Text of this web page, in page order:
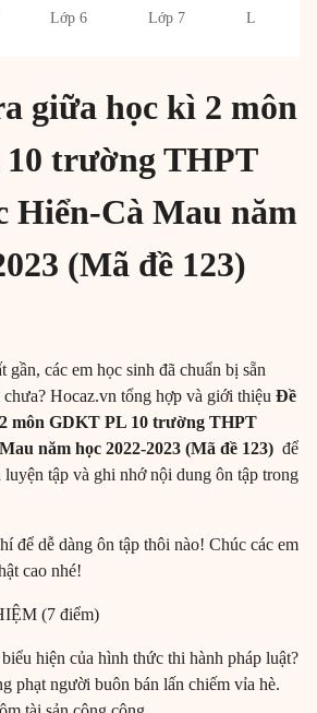
Lớp 6 Lớp 7 Lớp 8
giữa học kì 2 môn
trường THPT
Hiển-Cà Mau năm
(Mã đề 123)
gần, các em học sinh đã chuẩn bị sẵn
Hocaz.vn tổng hợp và giới thiệu Đề
môn GDKT PL 10 trường THPT
năm học 2022-2023 (Mã đề 123) để
luyện tập và ghi nhớ nội dung ôn tập trong
để dễ dàng ôn tập thôi nào! Chúc các em
cao nhé!
(7 điểm)
hiện của hình thức thi hành pháp luật?
phạt người buôn bán lấn chiếm vỉa hè.